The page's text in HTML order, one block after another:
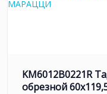
KM6012B0221R
обрезной